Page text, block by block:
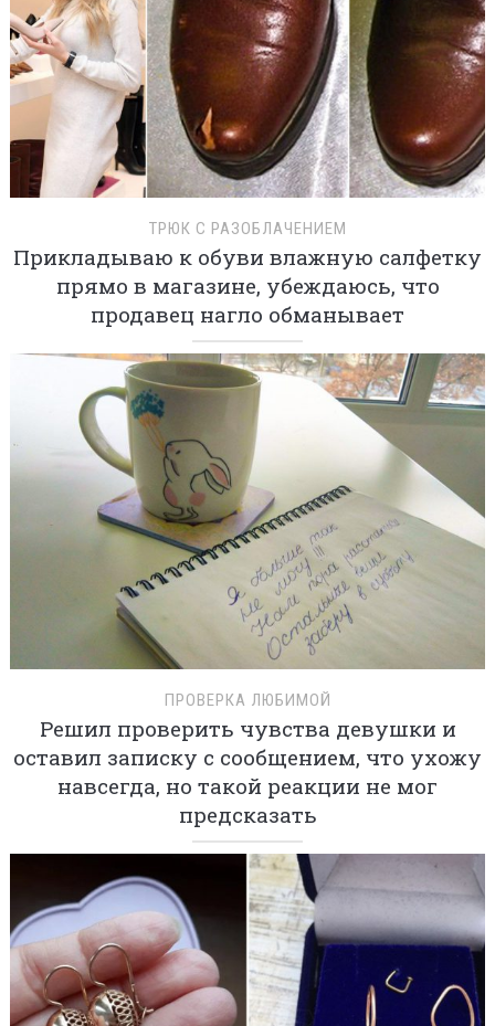
ТРЮК С РАЗОБЛАЧЕНИЕМ
Прикладываю к обуви влажную салфетку
прямо в магазине, убеждаюсь, что
продавец нагло обманывает
ПРОВЕРКА ЛЮБИМОЙ
Решил проверить чувства девушки и
оставил записку с сообщением, что ухожу
навсегда, но такой реакции не мог
предсказать